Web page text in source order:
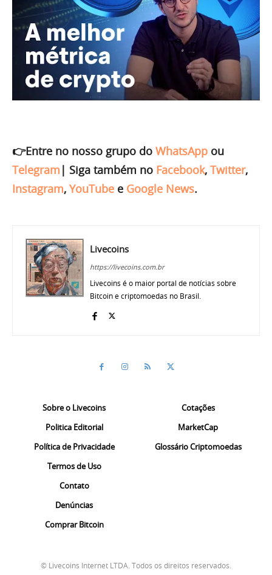
👉Entre no nosso grupo do WhatsApp ou
Telegram | Siga também no Facebook, Twitter,
Instagram, YouTube e Google News.
Livecoins
https://livecoins.com.br
Livecoins é o maior portal de notícias sobre
Bitcoin e criptomoedas no Brasil.
Sobre o Livecoins
Politica Editorial
Política de Privacidade
Termos de Uso
Contato
Denúncias
Comprar Bitcoin
Cotações
MarketCap
Glossário Criptomoedas
© Livecoins Internet LTDA. Todos os direitos reservados.